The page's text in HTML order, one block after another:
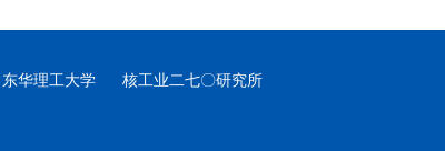
东华理工大学 核工业二七〇研究所